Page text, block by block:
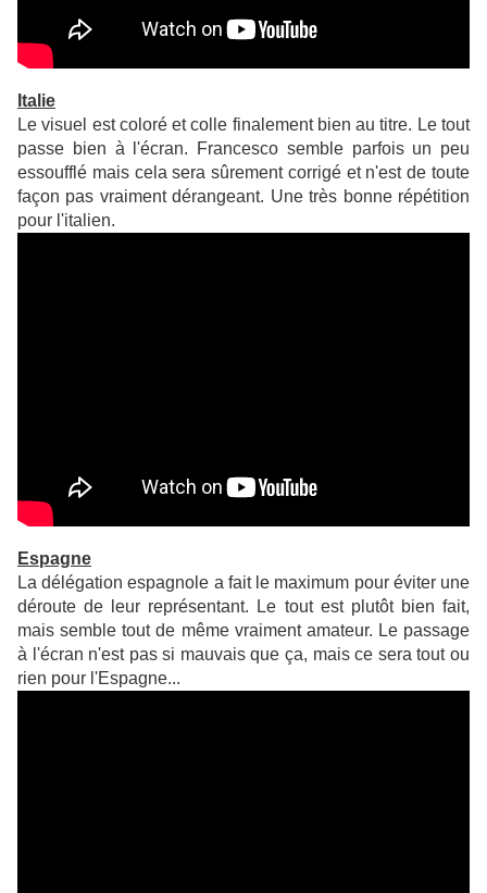
Italie
Le visuel est coloré et colle finalement bien au titre. Le tout
passe bien à l'écran. Francesco semble parfois un peu
essoufflé mais cela sera sûrement corrigé et n'est de toute
façon pas vraiment dérangeant. Une très bonne répétition
pour l'italien.
Espagne
La délégation espagnole a fait le maximum pour éviter une
déroute de leur représentant. Le tout est plutôt bien fait,
mais semble tout de même vraiment amateur. Le passage
à l'écran n'est pas si mauvais que ça, mais ce sera tout ou
rien pour l'Espagne...